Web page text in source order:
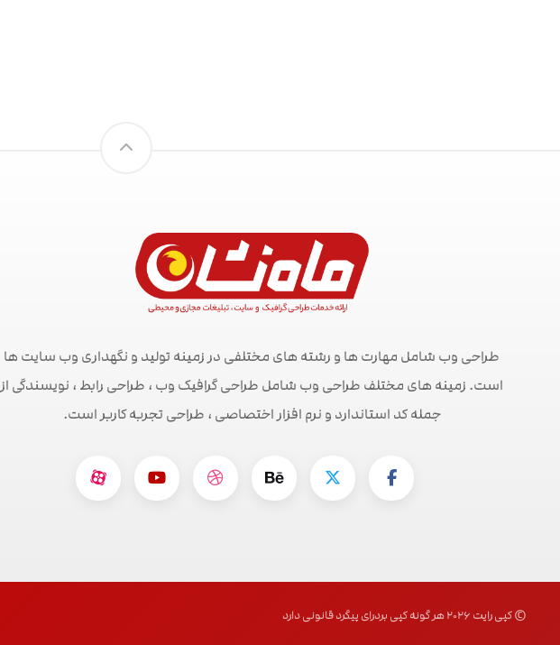
طراحی وب شامل مهارت ها و رشته های مختلفی در زمینه تولید و نگهداری وب سایت ها
است. زمینه های مختلف طراحی وب شامل طراحی گرافیک وب ، طراحی رابط ، نویسندگی از
جمله کد استاندارد و نرم افزار اختصاصی ، طراحی تجربه کاربر است.
© کپی رایت ۲۰۲۶ هر گونه کپی بردرای پیگرد قانونی دارد